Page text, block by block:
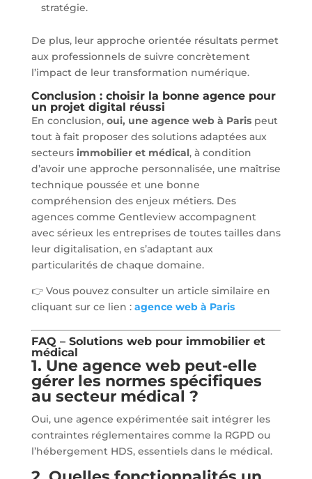
stratégie.
De plus, leur approche orientée résultats permet
aux professionnels de suivre concrètement
l’impact de leur transformation numérique.
Conclusion : choisir la bonne agence pour
un projet digital réussi
En conclusion, oui, une agence web à Parispeut
tout à fait proposer des solutions adaptées aux
secteurs immobilier et médical, à condition
d’avoir une approche personnalisée, une maîtrise
technique poussée et une bonne
compréhension des enjeux métiers. Des
agences comme Gentleview accompagnent
avec sérieux les entreprises de toutes tailles dans
leur digitalisation, en s’adaptant aux
particularités de chaque domaine.
👉 Vous pouvez consulter un article similaire en
cliquant sur ce lien : agence web à Paris
FAQ – Solutions web pour immobilier et
médical
1. Une agence web peut-elle
gérer les normes spécifiques
au secteur médical ?
Oui, une agence expérimentée sait intégrer les
contraintes réglementaires comme la RGPD ou
l’hébergement HDS, essentiels dans le médical.